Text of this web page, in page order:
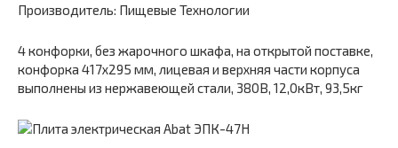
Производитель: Пищевые Технологии
4 конфорки, без жарочного шкафа, на открытой поставке,
конфорка 417х295 мм, лицевая и верхняя части корпуса
выполнены из нержавеющей стали, 380В, 12,0кВт, 93,5кг